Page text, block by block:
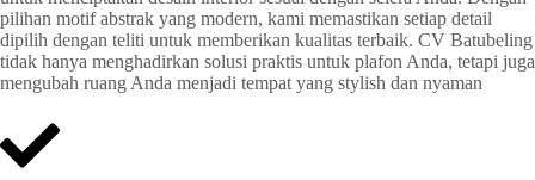
pilihan motif abstrak yang modern, kami memastikan setiap detail
dipilih dengan teliti untuk memberikan kualitas terbaik. CV Batubeling
tidak hanya menghadirkan solusi praktis untuk plafon Anda, tetapi juga
mengubah ruang Anda menjadi tempat yang stylish dan nyaman